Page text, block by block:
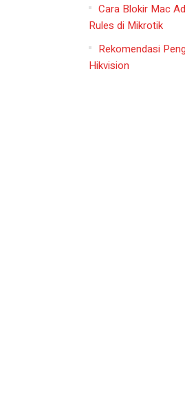
Cara Blokir Mac
Rules di Mikrotik
Rekomendasi
Hikvision